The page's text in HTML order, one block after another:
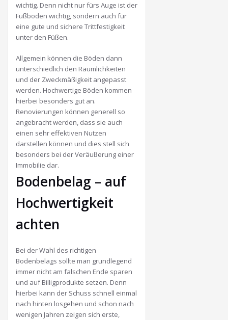
wichtig. Denn nicht nur fürs Auge ist der
Fußboden wichtig, sondern auch für
eine gute und sichere Trittfestigkeit
unter den Füßen.
Allgemein können die Böden dann
unterschiedlich den Räumlichkeiten
und der Zweckmäßigkeit angepasst
werden. Hochwertige Böden kommen
hierbei besonders gut an.
Renovierungen können generell so
angebracht werden, dass sie auch
einen sehr effektiven Nutzen
darstellen können und dies stell sich
besonders bei der Veräußerung einer
Immobilie dar.
Bodenbelag – auf
Hochwertigkeit
achten
Bei der Wahl des richtigen
Bodenbelags sollte man grundlegend
immer nicht am falschen Ende sparen
und auf Billigprodukte setzen. Denn
hierbei kann der Schuss schnell einmal
nach hinten losgehen und schon nach
wenigen Jahren zeigen sich erste,